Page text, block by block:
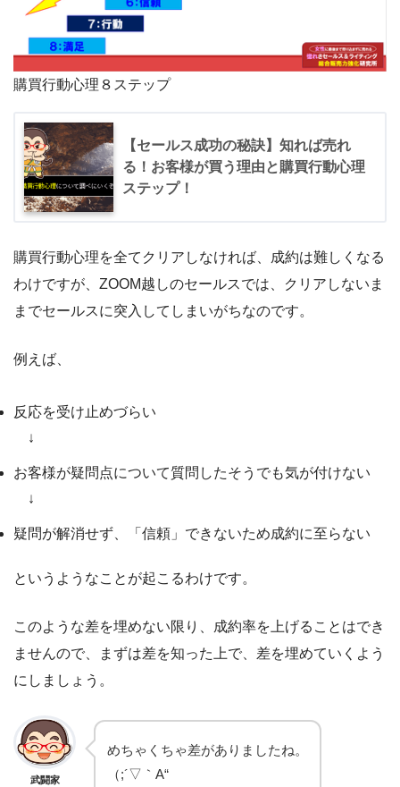
購買行動心理８ステップ
【セールス成功の秘訣】知れば売れ
る！お客様が買う理由と購買行動心理
ステップ！
購買行動心理を全てクリアしなければ、成約は難しくなる
わけですが、ZOOM越しのセールスでは、クリアしないま
までセールスに突入してしまいがちなのです。
例えば、
反応を受け止めづらい
↓
お客様が疑問点について質問したそうでも気が付けない
↓
疑問が解消せず、「信頼」できないため成約に至らない
というようなことが起こるわけです。
このような差を埋めない限り、成約率を上げることはでき
ませんので、まずは差を知った上で、差を埋めていくよう
にしましょう。
武闘家
めちゃくちゃ差がありましたね。
（;´▽｀A“